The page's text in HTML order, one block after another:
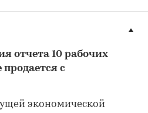
отчета 10 рабочих
с
экономической